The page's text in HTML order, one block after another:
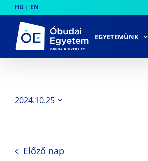
to
content
HU | EN
EGYETEMÜNK
2024.10.25
Előző nap